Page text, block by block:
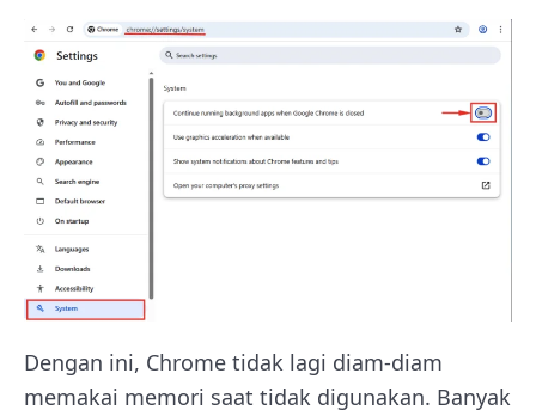
Dengan ini, Chrome tidak lagi diam-diam
memakai memori saat tidak digunakan. Banyak